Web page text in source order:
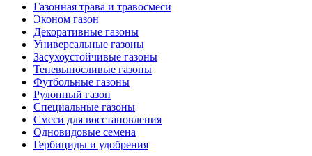
Газонная трава и травосмеси
Эконом газон
Декоративные газоны
Универсальные газоны
Засухоустойчивые газоны
Теневыносливые газоны
Футбольные газоны
Рулонный газон
Специальные газоны
Смеси для восстановления
Одновидовые семена
Гербициды и удобрения